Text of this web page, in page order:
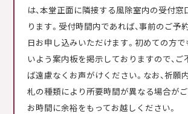
は、本堂正面に隣接する風除室内の受付窓
ります。受付時間内であれば、事前のご予
日お申し込みいただけます。初めての方
いよう案内板を掲示しておりますので、ご
ば遠慮なくお声がけください。なお、祈願
札の種類により所要時間が異なる場合がご
お時間に余裕をもってお越しください。